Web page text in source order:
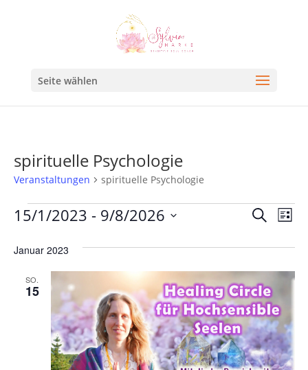
Seite wählen
spirituelle Psychologie
Veranstaltungen spirituelle Psychologie
und
SucheListe
15/1/2023 - 9/8/2026
wählen.
Januar 2023
SO.
15